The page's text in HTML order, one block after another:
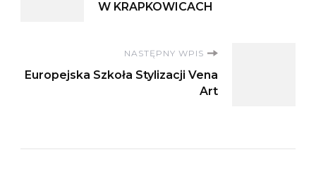
wpisuW KRAPKOWICACH
NASTĘPNY WPIS
Europejska Szkoła Stylizacji Vena
Art